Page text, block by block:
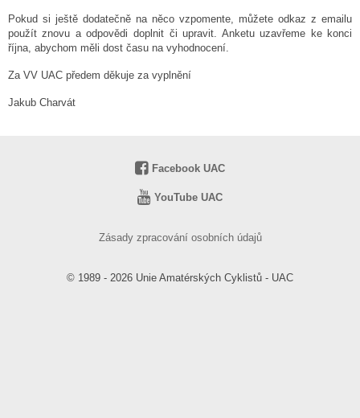
Pokud si ještě dodatečně na něco vzpomente, můžete odkaz z emailu
použít znovu a odpovědi doplnit či upravit. Anketu uzavřeme ke konci
října, abychom měli dost času na vyhodnocení.
Za VV UAC předem děkuje za vyplnění
Jakub Charvát
Facebook UAC
YouTube UAC
Zásady zpracování osobních údajů
© 1989 - 2026 Unie Amatérských Cyklistů - UAC